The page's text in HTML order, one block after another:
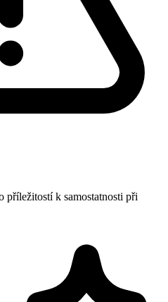
příležitostí k samostatnosti při